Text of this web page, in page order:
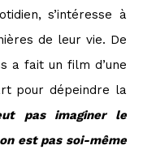
s’intéresse à
de leur vie. De
a fait un film d’une
pour dépeindre la
pas imaginer le
est pas soi-même